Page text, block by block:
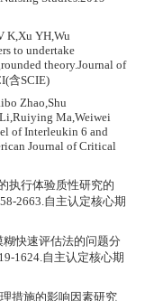
K,Xu YH,Wu
to undertake
theory.Journal of
含SCIE)
Zhao,Shu
Ma,Weiwei
of Interleukin 6 and
Journal of Critical
执行体验质性研究的
2663.自主认定核心期
快速评估法的问题分
1624.自主认定核心期
措施的影响因素研究